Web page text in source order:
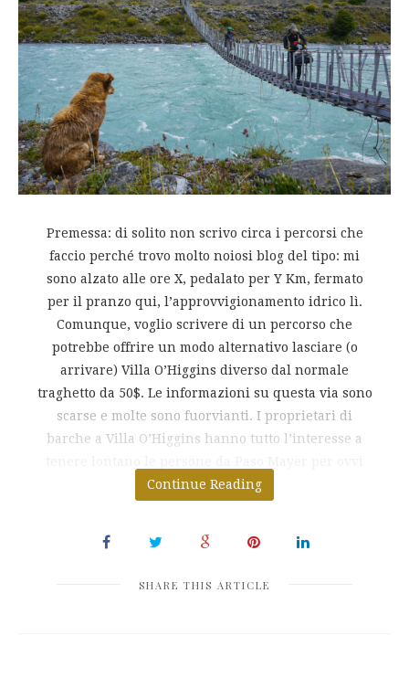
Premessa: di solito non scrivo circa i percorsi che
faccio perché trovo molto noiosi blog del tipo: mi
sono alzato alle ore X, pedalato per Y Km, fermato
per il pranzo qui, l’approvvigionamento idrico lì.
Comunque, voglio scrivere di un percorso che
potrebbe offrire un modo alternativo lasciare (o
arrivare) Villa O’Higgins diverso dal normale
traghetto da 50$. Le informazioni su questa via sono
scarse e molte sono fuorvianti. I proprietari di
barche a Villa O’Higgins hanno tutto l’interesse a
motivi.
Continue Reading
SHARE THIS ARTICLE